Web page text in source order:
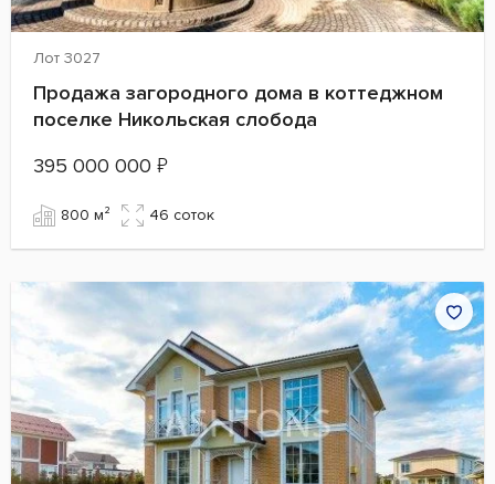
Лот 3027
Продажа загородного дома в коттеджном
поселке Никольская слобода
395 000 000 ₽
800 м² 46 cоток